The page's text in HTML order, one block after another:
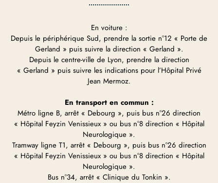
En voiture :
Depuis le périphérique Sud, prendre la sortie n°12 « Porte de
Gerland » puis suivre la direction « Gerland ».
Depuis le centre-ville de Lyon, prendre la direction
« Gerland » puis suivre les indications pour l’Hôpital Privé
Jean Mermoz.
En transport en commun :
Métro ligne B, arrêt « Debourg », puis bus n°26 direction
« Hôpital Feyzin Venissieux » ou bus n°8 direction « Hôpital
Neurologique ».
Tramway ligne T1, arrêt « Debourg », puis bus n°26 direction
« Hôpital Feyzin Venissieux » ou bus n°8 direction « Hôpital
Neurologique ».
Bus n°34, arrêt « Clinique du Tonkin ».